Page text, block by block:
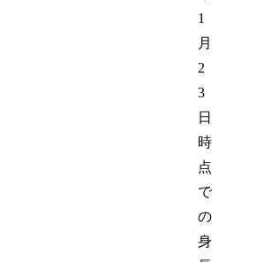
1
月
2
3
日
時
点
で
の
身